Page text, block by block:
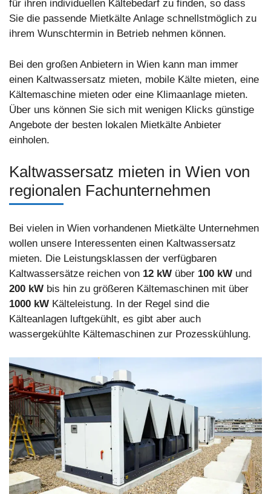
für ihren individuellen Kältebedarf zu finden, so dass
Sie die passende Mietkälte Anlage schnellstmöglich zu
ihrem Wunschtermin in Betrieb nehmen können.
Bei den großen Anbietern in Wien kann man immer
einen Kaltwassersatz mieten, mobile Kälte mieten, eine
Kältemaschine mieten oder eine Klimaanlage mieten.
Über uns können Sie sich mit wenigen Klicks günstige
Angebote der besten lokalen Mietkälte Anbieter
einholen.
Kaltwassersatz mieten in Wien von
regionalen Fachunternehmen
Bei vielen in Wien vorhandenen Mietkälte Unternehmen
wollen unsere Interessenten einen Kaltwassersatz
mieten. Die Leistungsklassen der verfügbaren
Kaltwassersätze reichen von 12 kW über 100 kW und
200 kW bis hin zu größeren Kältemaschinen mit über
1000 kW Kälteleistung. In der Regel sind die
Kälteanlagen luftgekühlt, es gibt aber auch
wassergekühlte Kältemaschinen zur Prozesskühlung.